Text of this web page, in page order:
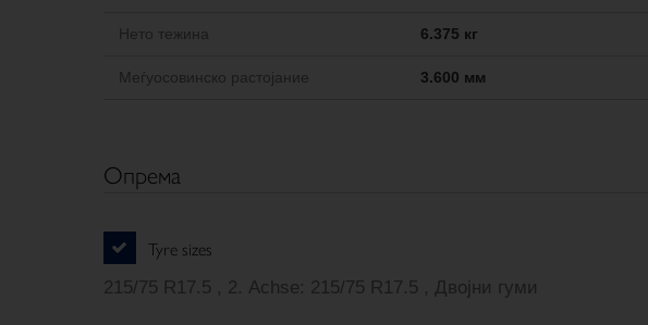
Нето тежина 6.375 кг
Меѓуосовинско растојание 3.600 мм
Опрема
Tyre sizes
215/75 R17.5 , 2. Achse: 215/75 R17.5 , Двојни гуми